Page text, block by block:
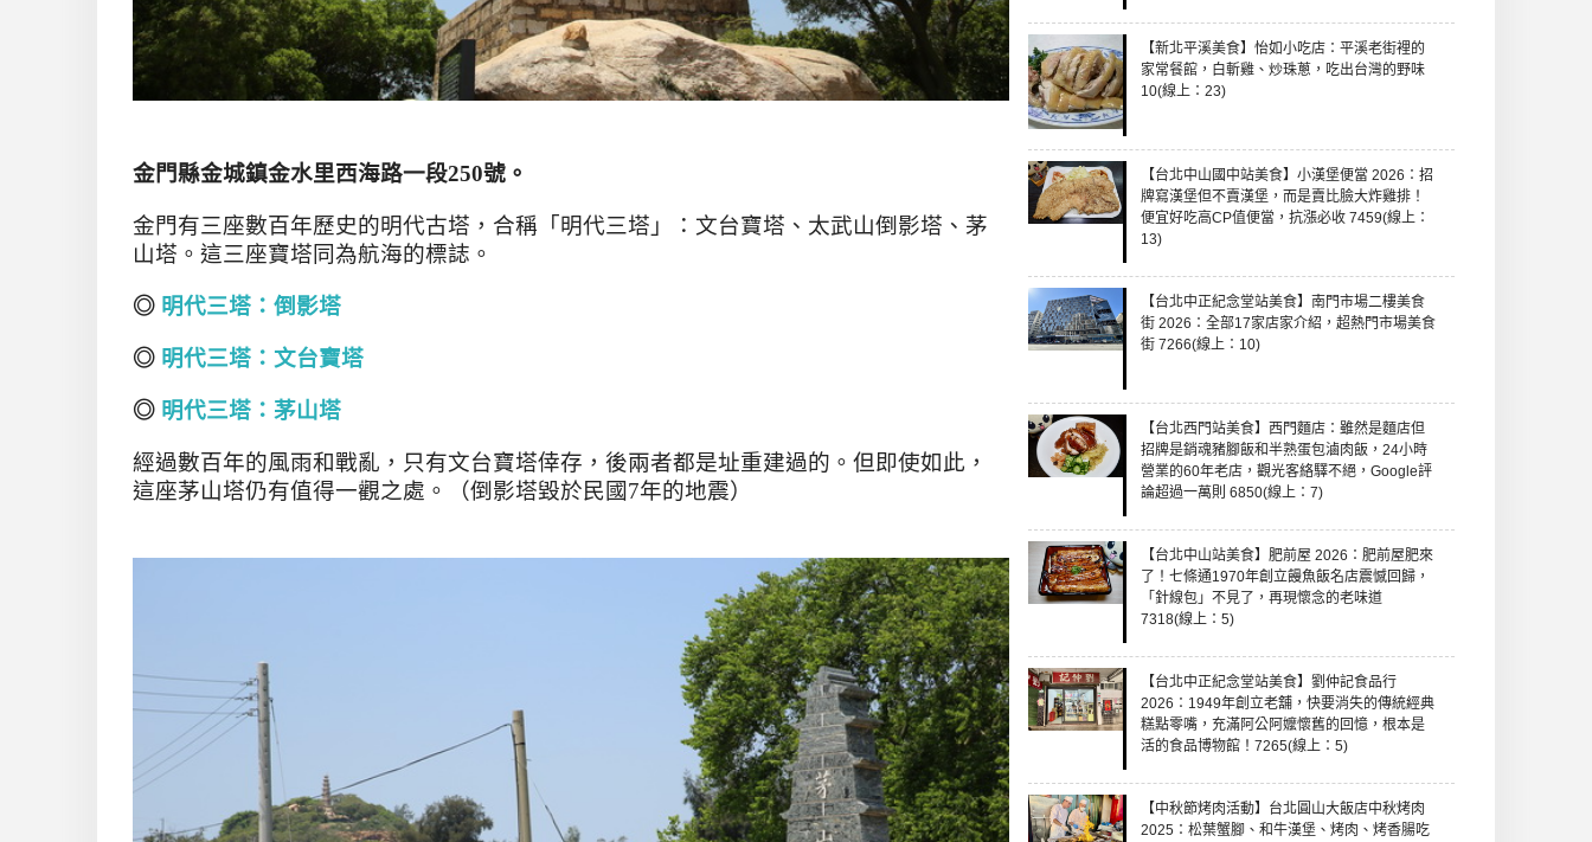
金門縣金城鎮金水里西海路一段250號。
金門有三座數百年歷史的明代古塔，合稱「明代三塔」：文台寶塔、太武山倒影塔、茅
山塔。這三座寶塔同為航海的標誌。
◎ 明代三塔：倒影塔
◎ 明代三塔：文台寶塔
◎ 明代三塔：茅山塔
經過數百年的風雨和戰亂，只有文台寶塔倖存，後兩者都是址重建過的。但即使如此，
這座茅山塔仍有值得一觀之處。（倒影塔毀於民國7年的地震）
【新北平溪美食】怡如小吃店：平溪老街裡的
家常餐館，白斬雞、炒珠蔥，吃出台灣的野味
10(線上：23)
【台北中山國中站美食】小漢堡便當 2026：招
牌寫漢堡但不賣漢堡，而是賣比臉大炸雞排！
便宜好吃高CP值便當，抗漲必收 7459(線上：
13)
【台北中正紀念堂站美食】南門市場二樓美食
街 2026：全部17家店家介紹，超熱門市場美食
街 7266(線上：10)
【台北西門站美食】西門麵店：雖然是麵店但
招牌是銷魂豬腳飯和半熟蛋包滷肉飯，24小時
營業的60年老店，觀光客絡驛不絕，Google評
論超過一萬則 6850(線上：7)
【台北中山站美食】肥前屋 2026：肥前屋肥來
了！七條通1970年創立饅魚飯名店震憾回歸，
「針線包」不見了，再現懷念的老味道
7318(線上：5)
【台北中正紀念堂站美食】劉仲記食品行
2026：1949年創立老舖，快要消失的傳統經典
糕點零嘴，充滿阿公阿嬤懷舊的回憶，根本是
活的食品博物館！7265(線上：5)
【中秋節烤肉活動】台北圓山大飯店中秋烤肉
2025：松葉蟹腳、和牛漢堡、烤肉、烤香腸吃